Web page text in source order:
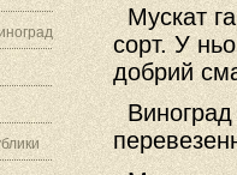
Мускат
сорт. У
добрий
Виноград